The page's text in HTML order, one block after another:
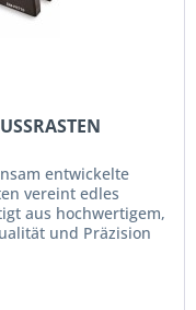
entwickelte
vereint edles
aus hochwertigem,
und Präzision